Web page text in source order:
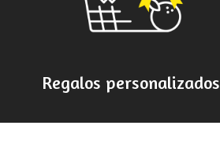
Regalos personalizados